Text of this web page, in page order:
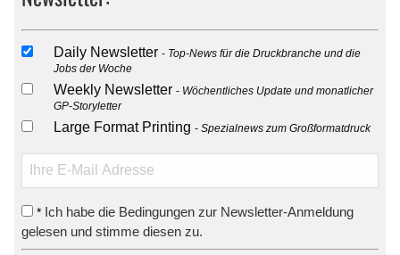
Daily Newsletter
Top-News für die Druckbranche und die
Jobs der Woche
Weekly Newsletter
Wöchentliches Update und monatlicher
GP-Storyletter
Large Format Printing Spezialnews zum Großformatdruck
* Ich habe die Bedingungen zur Newsletter-Anmeldung
gelesen und stimme diesen zu.